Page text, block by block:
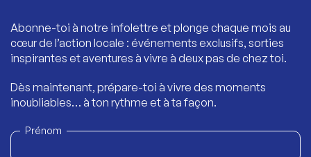
Abonne-toi à notre infolettre et plonge chaque mois au
cœur de l’action locale : événements exclusifs, sorties
inspirantes et aventures à vivre à deux pas de chez toi.
Dès maintenant, prépare-toi à vivre des moments
inoubliables… à ton rythme et à ta façon.
Prénom